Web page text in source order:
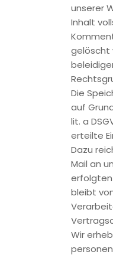
Verarbeitung dieser
Sie das unter dem
herunterladen und
https://
Widerspruch gegen
Sie können die
verhindern, indem Sie
Opt-Out-Cookie
zukünftigen Besuchen
Analytics deaktivieren.
Mehr Informationen
Google Analytics finden
https://
Wir haben mit Google